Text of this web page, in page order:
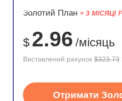
ЗНИЖКА
75%
Золотий План + 3 МІСЯЦІ
$ 2.96 /місяць
Виставлений рахунок$323.73
Отримати